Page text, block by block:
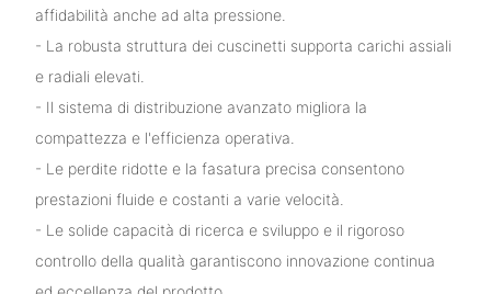
affidabilità anche ad alta pressione.
- La robusta struttura dei cuscinetti supporta carichi assiali
e radiali elevati.
- Il sistema di distribuzione avanzato migliora la
compattezza e l'efficienza operativa.
- Le perdite ridotte e la fasatura precisa consentono
prestazioni fluide e costanti a varie velocità.
- Le solide capacità di ricerca e sviluppo e il rigoroso
controllo della qualità garantiscono innovazione continua